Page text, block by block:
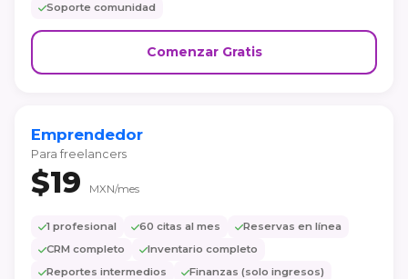
Soporte comunidad
Comenzar Gratis
Emprendedor
Para freelancers
$19 MXN/mes
1 profesional 60 citas al mes
Reservas en línea
CRM completo
Inventario completo
Reportes intermedios
Finanzas (solo ingresos)